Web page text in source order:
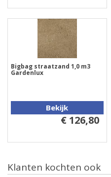
Bigbag straatzand 1,0 m3
Gardenlux
Bekijk
€ 126,80
Klanten kochten ook